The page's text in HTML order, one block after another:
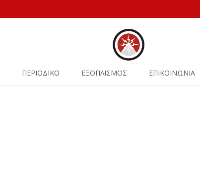
ΠΕΡΙΟΔΙΚΟ ΕΞΟΠΛΙΣΜΟΣ ΕΠΙΚΟΙΝΩΝΙΑ